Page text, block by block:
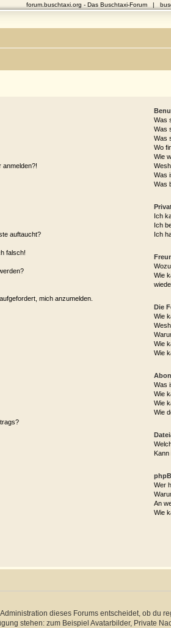
forum.buschtaxi.org - Das Buschtaxi-Forum |
anmelden?!
auftaucht?
falsch!
mich anzumelden.
Was
Was
Was
Wo
Wie
Was
Was
Ich
Ich
Ich
Wie
Die
Wie
Wie
Wie
Was
Wie
Wie
Wie
Wer
An
Wie
dieses Forums entscheidet, ob du
stehen: zum Beispiel Avatarbilder, Private